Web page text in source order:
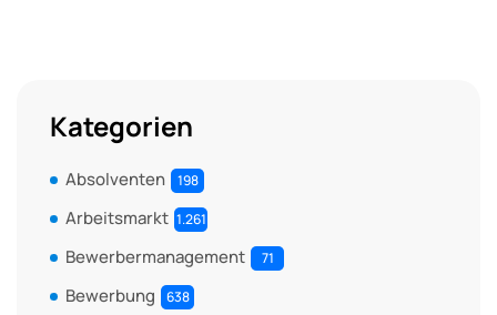
Kategorien
Absolventen 198
Arbeitsmarkt 1.261
Bewerbermanagement 71
Bewerbung 638